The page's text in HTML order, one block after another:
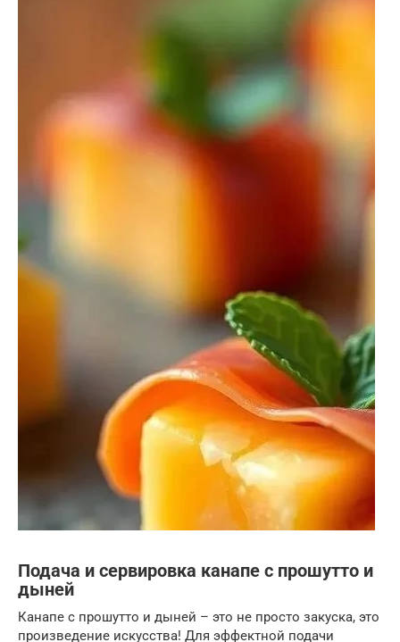
Подача и сервировка канапе с прошутто и
дыней
Канапе с прошутто и дыней – это не просто закуска, это
произведение искусства! Для эффектной подачи